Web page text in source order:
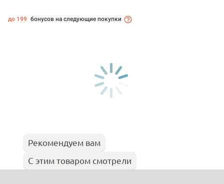
до 199 бонусов на следующие покупки
Рекомендуем вам
С этим товаром смотрели